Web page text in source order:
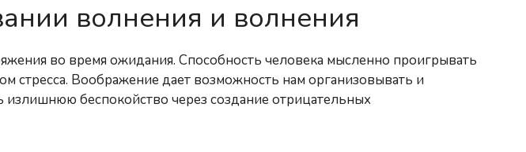
волнения и волнения
во время ожидания. Способность человека мысленно проигрывать
стресса. Воображение дает возможность нам организовывать и
излишнюю беспокойство через создание отрицательных